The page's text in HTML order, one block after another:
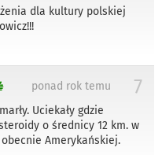
dla kultury polskiej
7
ponad rok temu
Uciekały gdzie
o średnicy 12 km. w
Amerykańskiej.